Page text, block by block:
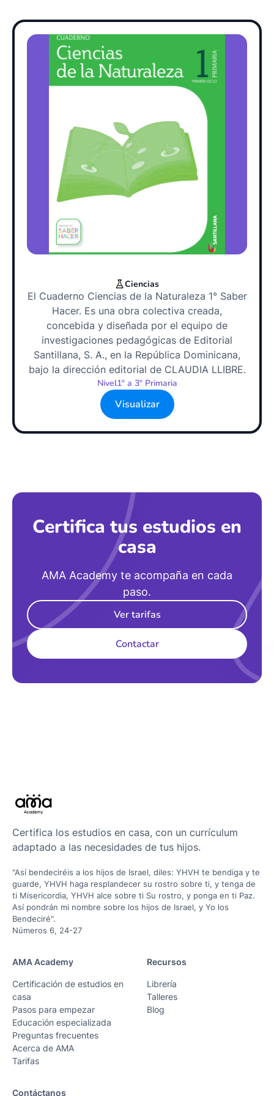
Ciencias
El Cuaderno Ciencias de la Naturaleza 1° Saber
Hacer. Es una obra colectiva creada,
concebida y diseñada por el equipo de
investigaciones pedagógicas de Editorial
Santillana, S. A., en la República Dominicana,
bajo la dirección editorial de CLAUDIA LLIBRE.
Nivel1º a 3º Primaria
Visualizar
Certifica tus estudios en
casa
AMA Academy te acompaña en cada
paso.
Ver tarifas
Contactar
Certifica los estudios en casa, con un currículum
adaptado a las necesidades de tus hijos.
"Así bendeciréis a los hijos de Israel, diles: YHVH te bendiga y te
guarde, YHVH haga resplandecer su rostro sobre ti, y tenga de
ti Misericordia, YHVH alce sobre ti Su rostro, y ponga en ti Paz.
Así pondrán mi nombre sobre los hijos de Israel, y Yo los
Bendeciré".
Números 6, 24-27
AMA Academy
Certificación de estudios en
casa
Pasos para empezar
Educación especializada
Preguntas frecuentes
Acerca de AMA
Tarifas
Recursos
Librería
Talleres
Blog
Contáctanos